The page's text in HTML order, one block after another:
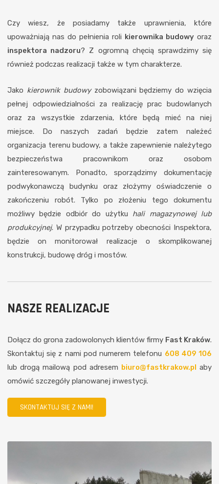
Czy wiesz, że posiadamy także uprawnienia, które
upoważniają nas do pełnienia roli kierownika budowy oraz
inspektora nadzoru? Z ogromną chęcią sprawdzimy się
również podczas realizacji także w tym charakterze.
Jako kierownik budowyzobowiązani będziemy do wzięcia
pełnej odpowiedzialności za realizację prac budowlanych
oraz za wszystkie zdarzenia, które będą mieć na niej
miejsce. Do naszych zadań będzie zatem należeć
organizacja terenu budowy, a także zapewnienie należytego
bezpieczeństwa pracownikom oraz osobom
zainteresowanym. Ponadto, sporządzimy dokumentację
podwykonawczą budynku oraz złożymy oświadczenie o
zakończeniu robót. Tylko po złożeniu tego dokumentu
możliwy będzie odbiór do użytku hali magazynowej lub
produkcyjnej. W przypadku potrzeby obecności Inspektora,
będzie on monitorował realizacje o skomplikowanej
konstrukcji, budowę dróg i mostów.
NASZE REALIZACJE
Dołącz do grona zadowolonych klientów firmy Fast Kraków.
Skontaktuj się z nami pod numerem telefonu 608 409 106
lub drogą mailową pod adresem biuro@fastkrakow.pl aby
omówić szczegóły planowanej inwestycji.
SKONTAKTUJ SIĘ Z NAMI!